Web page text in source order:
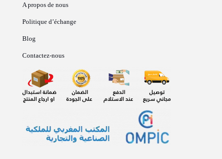
A propos de nous
Politique d’échange
Blog
Contactez-nous